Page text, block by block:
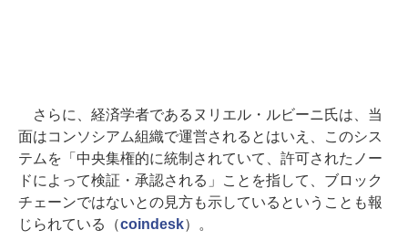
さらに、経済学者であるヌリエル・ルビーニ氏は、当
面はコンソシアム組織で運営されるとはいえ、このシス
テムを「中央集権的に統制されていて、許可されたノー
ドによって検証・承認される」ことを指して、ブロック
チェーンではないとの見方も示しているということも報
じられている（coindesk）。